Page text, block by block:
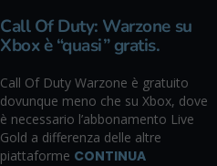
Call Of Duty: Warzone su
Xbox è “quasi” gratis.
Call Of Duty Warzone è gratuito
dovunque meno che su Xbox, dove
è necessario l’abbonamento Live
Gold a differenza delle altre
piattaforme CONTINUA